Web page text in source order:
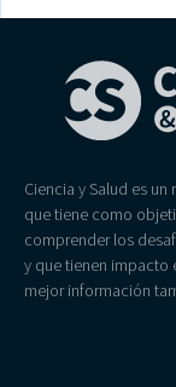
Ciencia y Salud es
que tiene como
comprender los
y que tienen impacto
mejor información